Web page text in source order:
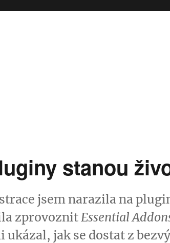
stanou
jsem narazila na
zprovoznitEssential
ukázal, jak se dostat z